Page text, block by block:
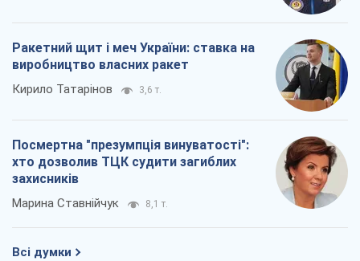
Ракетний щит і меч України: ставка на
виробництво власних ракет
Кирило Татарінов 3,6 т.
Посмертна "презумпція винуватості":
хто дозволив ТЦК судити загиблих
захисників
Марина Ставнійчук 8,1 т.
Всі думки